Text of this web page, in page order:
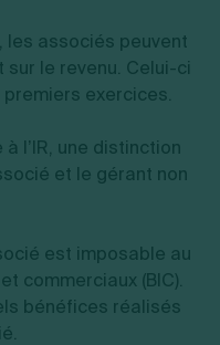
les associés peuvent
le revenu. Celui-ci
exercices.
l’IR, une distinction
et le gérant non
est imposable au
commerciaux (BIC).
bénéfices réalisés